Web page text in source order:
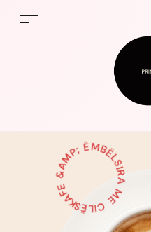
KAFE &AMP; ËMBËLSIRA ME CILËSI PREMIUM 100%